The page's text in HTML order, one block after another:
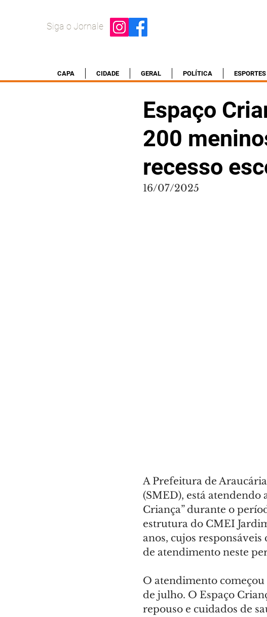
Siga o Jornale
CAPA CIDADE GERAL POLÍTICA ESPORTES
Espaço
200
recesso
16/07/2025
A Prefeitura de
(SMED), está atendendo
Criança” durante o
estrutura do CMEI
anos, cujos
de atendimento neste
O atendimento começou
de julho. O Espaço
repouso e cuidados de